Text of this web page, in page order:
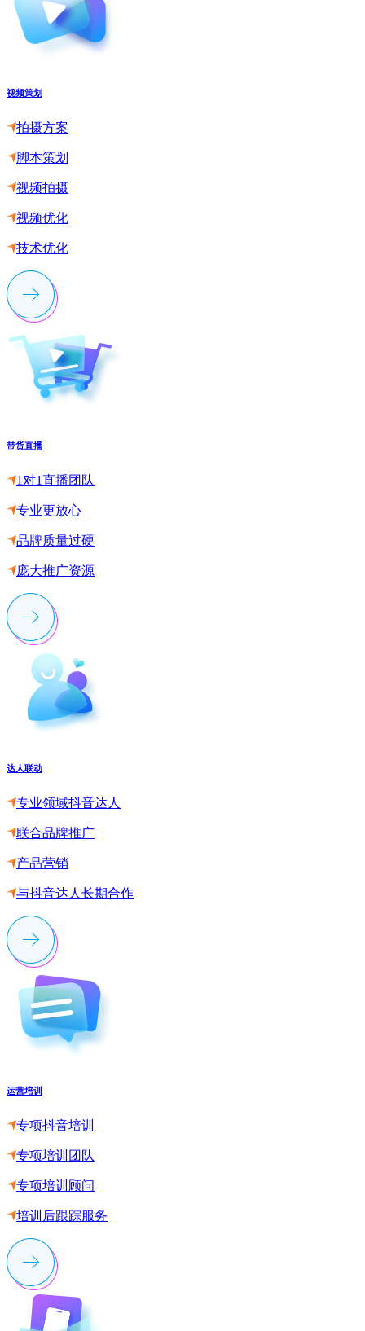
视频策划
拍摄方案
脚本策划
视频拍摄
视频优化
技术优化
带货直播
1对1直播团队
专业更放心
品牌质量过硬
庞大推广资源
达人联动
专业领域抖音达人
联合品牌推广
产品营销
与抖音达人长期合作
运营培训
专项抖音培训
专项培训团队
专项培训顾问
培训后跟踪服务